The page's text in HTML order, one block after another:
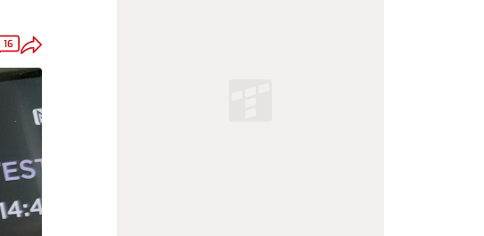
16